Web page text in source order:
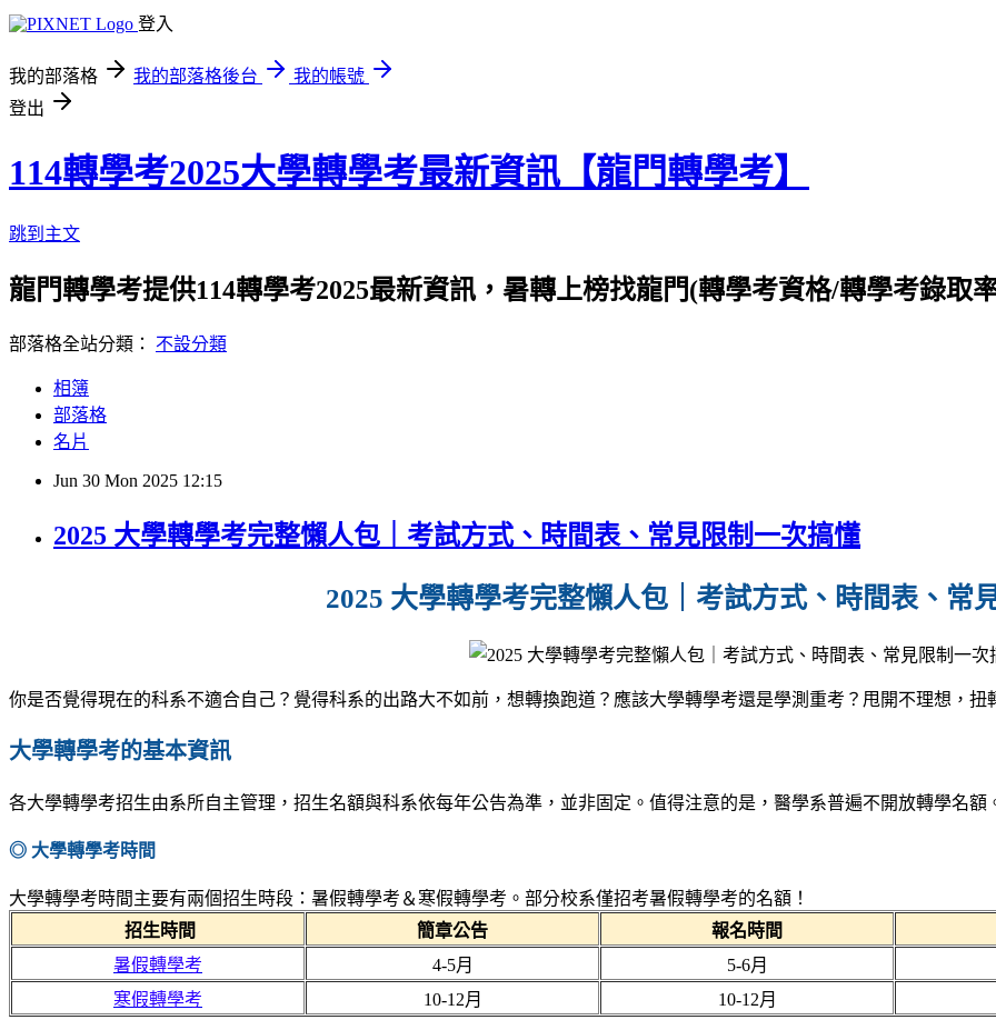
登入
我的部落格 我的部落格後台
我的帳號
登出
114轉學考2025大學轉學考最新資訊【龍門轉學考】
跳到主文
龍門轉學考提供114轉學考2025最新資訊，暑轉上榜找龍門(轉學考資格/轉學考錄取
部落格全站分類： 不設分類
相簿
部落格
名片
Jun 30 Mon 2025 12:15
2025 大學轉學考完整懶人包｜考試方式、時間表、常見限制一次搞懂
2025 大學轉學考完整懶人包｜考試方式、時間表、常
你是否覺得現在的科系不適合自己？覺得科系的出路大不如前，想轉換跑道？應該大學轉學考還是學測重考？甩開不理想，
大學轉學考的基本資訊
各大學轉學考招生由系所自主管理，招生名額與科系依每年公告為準，並非固定。值得注意的是，醫學系普遍不開放轉學名額
◎ 大學轉學考時間
大學轉學考時間主要有兩個招生時段：暑假轉學考＆寒假轉學考。部分校系僅招考暑假轉學考的名額！
招生時間
簡章公告 報名時間
暑假轉學考
4-5月 5-6月
寒假轉學考
10-12月 10-12月